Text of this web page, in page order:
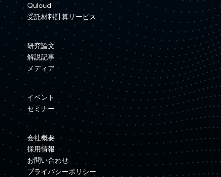
Quloud
受託材料計算サービス
研究論文
解説記事
メディア
イベント
セミナー
会社概要
採用情報
お問い合わせ
プライバシーポリシー